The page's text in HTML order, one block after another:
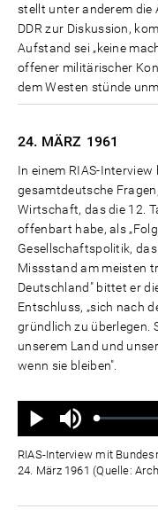
stellt unter anderem die
DDR zur Diskussion,
Aufstand sei „keine
offener militärischer
dem Westen stünde
24. MÄRZ 1961
In einem RIAS-
gesamtdeutsche
Wirtschaft, das die 12.
offenbart habe, als
Gesellschaftspolitik,
Missstand am meisten
Deutschland" bittet er
Entschluss, „sich nach
gründlich zu überlegen.
unserem Land und
wenn sie bleiben".
Wiedergabe
Ton
aus
Geladen:
Status:
RIAS-Interview mit
24. März 1961 (Quelle: